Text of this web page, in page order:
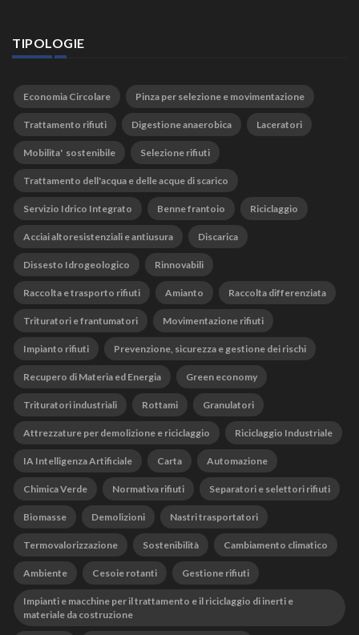
TIPOLOGIE
Economia Circolare Pinza per selezione e movimentazione
Trattamento rifiuti Digestione anaerobica Laceratori
Mobilita' sostenibile Selezione rifiuti
Trattamento dell'acqua e delle acque di scarico
Servizio Idrico Integrato Benne frantoio Riciclaggio
Acciai altoresistenziali e antiusura Discarica
Dissesto Idrogeologico Rinnovabili
Raccolta e trasporto rifiuti Amianto Raccolta differenziata
Trituratori e frantumatori Movimentazione rifiuti
Impianto rifiuti Prevenzione, sicurezza e gestione dei rischi
Recupero di Materia ed Energia Green economy
Trituratori industriali Rottami Granulatori
Attrezzature per demolizione e riciclaggio Riciclaggio Industriale
IA Intelligenza Artificiale Carta Automazione
Chimica Verde Normativa rifiuti Separatori e selettori rifiuti
Biomasse Demolizioni Nastri trasportatori
Termovalorizzazione Sostenibilità Cambiamento climatico
Ambiente Cesoie rotanti Gestione rifiuti
Impianti e macchine per il trattamento e il riciclaggio di inerti e
materiale da costruzione